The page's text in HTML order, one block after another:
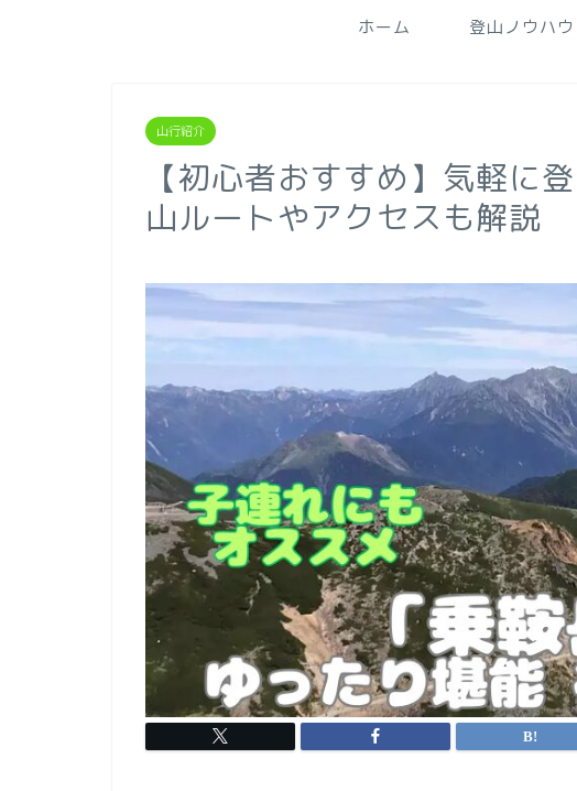
ホーム 登山ノウハウ
山行紹介
【初心者おすすめ】気軽に
山ルートやアクセスも解説